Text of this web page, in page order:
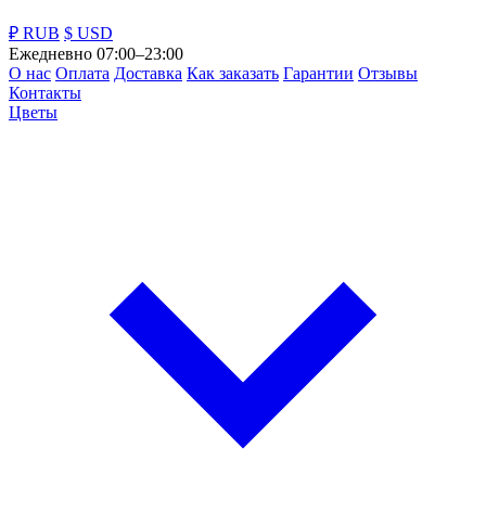
₽ RUB $ USD
Ежедневно 07:00–23:00
О нас Оплата Доставка Как заказать Гарантии Отзывы
Контакты
Цветы